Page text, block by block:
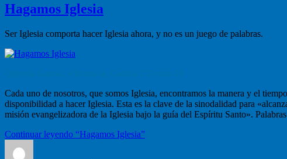
Hagamos Iglesia
Ser Iglesia comporta hacer Iglesia ahora, y no es un juego de palabras.
Cada uno de nosotros, que somos Iglesia, encontramos la manera y el
disponibilidad a hacer Iglesia. Esta es la clave de la sinodalidad para
misión evangelizadora de la Iglesia bajo la guía del Espíritu Santo».
Continuar leyendo “Hagamos Iglesia”